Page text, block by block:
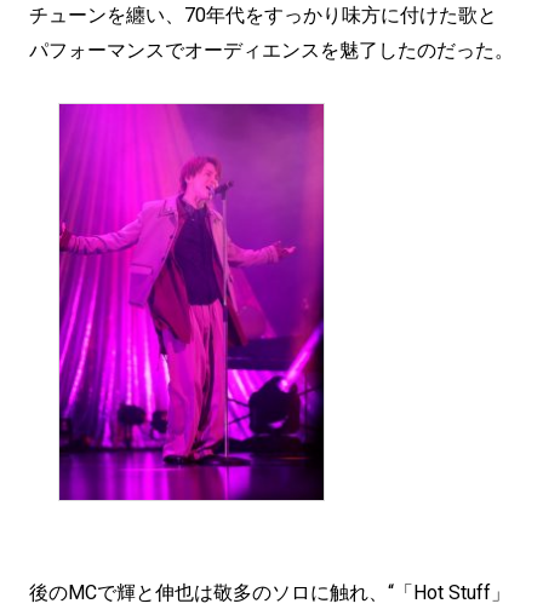
チューンを纏い、70年代をすっかり味方に付けた歌と
パフォーマンスでオーディエンスを魅了したのだった。
後のMCで輝と伸也は敬多のソロに触れ、“「Hot Stuff」